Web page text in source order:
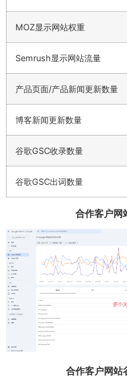
MOZ显示网站权重
Semrush显示网站流量
产品页面/产品新闻更新数量
博客新闻更新数量
谷歌GSC收录数量
谷歌GSC出词数量
合作客户网
合作客户网站